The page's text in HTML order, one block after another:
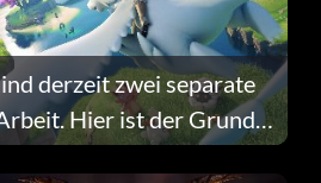
derzeit zwei separate
Hier ist der Grund